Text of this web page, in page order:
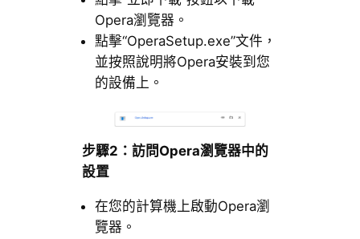
Opera瀏覽器。
點擊“OperaSetup.exe”文件，
並按照說明將Opera安裝到您
的設備上。
步驟2：訪問Opera瀏覽器中的
設置
在您的計算機上啟動Opera瀏
覽器。